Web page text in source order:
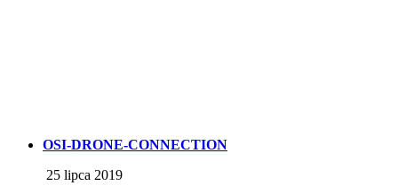
OSI-DRONE-CONNECTION
25 lipca 2019